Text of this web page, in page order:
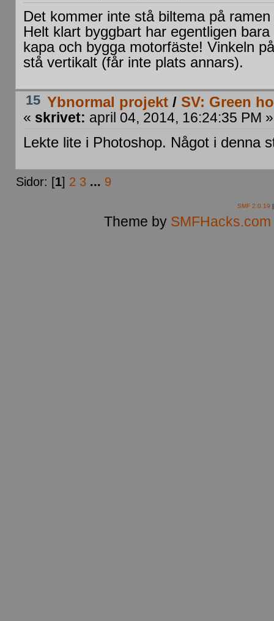
Det kommer inte stå biltema på
Helt klart byggbart har egentligen
kapa och bygga motorfäste! Vinkeln
stå vertikalt (får inte plats annars).
15 Ybnormal projekt / SV: Green
« skrivet: april 04, 2014, 16:24:35 PM »
Lekte lite i Photoshop. Något i denna
Sidor: [1] 2 3 ... 9
SMF 2.0.19
Theme by